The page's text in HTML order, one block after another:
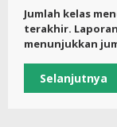
Jumlah kelas
terakhir.
menunjukkan
Selanjutnya